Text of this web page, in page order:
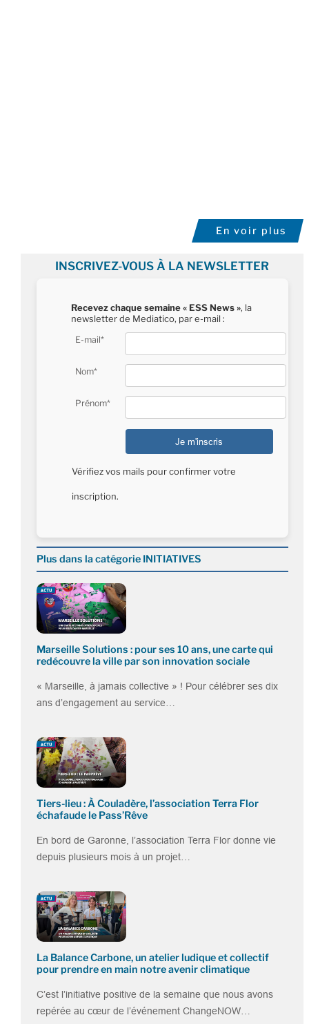
En voir plus
INSCRIVEZ-VOUS À LA NEWSLETTER
Recevez chaque semaine « ESS News », la
newsletter de Mediatico, par e-mail :
E-mail*
Nom*
Prénom*
Vérifiez vos mails pour confirmer votre
inscription.
Plus dans la catégorie INITIATIVES
Marseille Solutions : pour ses 10 ans, une carte qui
redécouvre la ville par son innovation sociale
« Marseille, à jamais collective » ! Pour célébrer ses dix
ans d’engagement au service…
Tiers-lieu : À Couladère, l’association Terra Flor
échafaude le Pass’Rêve
En bord de Garonne, l’association Terra Flor donne vie
depuis plusieurs mois à un projet…
La Balance Carbone, un atelier ludique et collectif
pour prendre en main notre avenir climatique
C’est l’initiative positive de la semaine que nous avons
repérée au cœur de l’événement ChangeNOW…